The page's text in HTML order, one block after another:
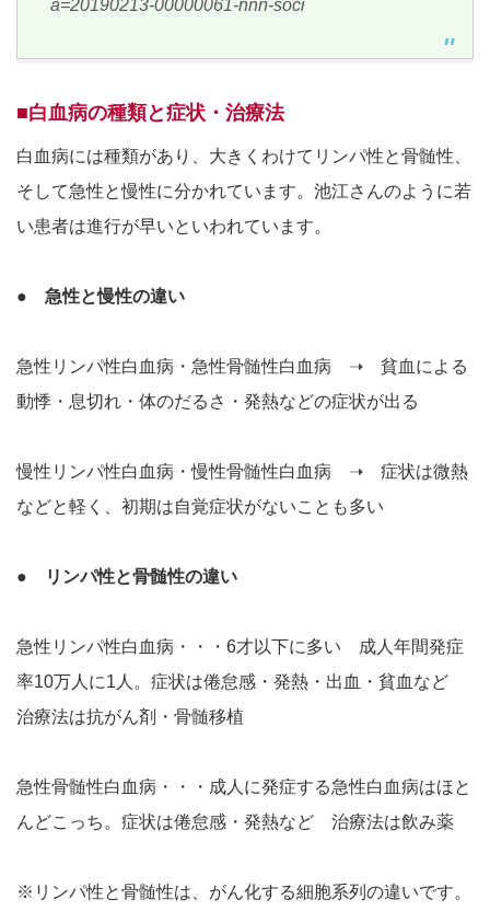
a=20190213-00000061-nnn-soci
■白血病の種類と症状・治療法
白血病には種類があり、大きくわけてリンパ性と骨髄性、
そして急性と慢性に分かれています。池江さんのように若
い患者は進行が早いといわれています。
● 急性と慢性の違い
急性リンパ性白血病・急性骨髄性白血病 ➝ 貧血による
動悸・息切れ・体のだるさ・発熱などの症状が出る
慢性リンパ性白血病・慢性骨髄性白血病 ➝ 症状は微熱
などと軽く、初期は自覚症状がないことも多い
● リンパ性と骨髄性の違い
急性リンパ性白血病・・・6才以下に多い 成人年間発症
率10万人に1人。症状は倦怠感・発熱・出血・貧血など
治療法は抗がん剤・骨髄移植
急性骨髄性白血病・・・成人に発症する急性白血病はほと
んどこっち。症状は倦怠感・発熱など 治療法は飲み薬
※リンパ性と骨髄性は、がん化する細胞系列の違いです。